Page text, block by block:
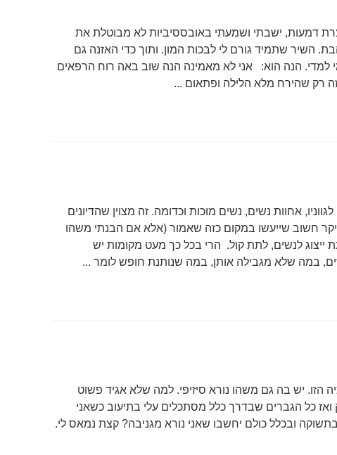
דמעות, ישבתי ושמעתי באובססיביות לא מבוטלת את
השיר שתמיד גורם לי לבכות המון. ותוך כדי האזנה גם
למדי. הנה הוא: אני לא מאמינה הנה שוב באה רוח הרפאים
רק שהירח מלא הלילה ופתאום ...
אחוות נשים, נשים מוכות וכדומה. זה מצוין שהדיונים
חשוב שייעשו במקום כזה שאמור (אלא אם הבנתי משהו
ייצוג לנשים, לתת קול. הרי בכל כך מעט מקומות יש
במה שלא מגבילה אותן, במה שנותנת חופש לומר ...
הזו. יש בה גם משהו נורא סיזיפי. למה שלא אגיד פשוט
ואז כל הגברים שבדרך כלל מסתכלים עלי בתיעוב כשאני
ובכלל כולם יחשבו שאני נורא מגניבה? קצת נמאס לי.